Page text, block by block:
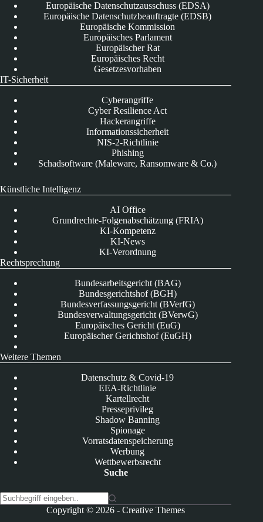
Europäische Datenschutzausschuss (EDSA)
Europäische Datenschutzbeauftragte (EDSB)
Europäische Kommission
Europäisches Parlament
Europäischer Rat
Europäisches Recht
Gesetzesvorhaben
IT-Sicherheit
Cyberangriffe
Cyber Resilience Act
Hackerangriffe
Informationssicherheit
NIS-2-Richtlinie
Phishing
Schadsoftware (Maleware, Ransomware & Co.)
Künstliche Intelligenz
AI Office
Grundrechte-Folgenabschätzung (FRIA)
KI-Kompetenz
KI-News
KI-Verordnung
Rechtsprechung
Bundesarbeitsgericht (BAG)
Bundesgerichtshof (BGH)
Bundesverfassungsgericht (BVerfG)
Bundesverwaltungsgericht (BVerwG)
Europäisches Gericht (EuG)
Europäischer Gerichtshof (EuGH)
Weitere Themen
Datenschutz & Covid-19
EEA-Richtlinie
Kartellrecht
Presseprivileg
Shadow Banning
Spionage
Vorratsdatenspeicherung
Werbung
Wettbewerbsrecht
Suche
Copyright © 2026 -Creative Themes